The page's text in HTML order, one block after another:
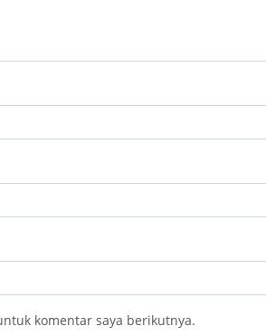
komentar saya berikutnya.